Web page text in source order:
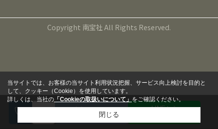
Copyright 南宝社 All Rights Reserved.
来店予約
LINEから
当サイトでは、お客様の当サイト利用状況把握、サービス向上検討を目的と
して、クッキー（Cookie）を使用しています。
詳しくは、当社の 「Cookieの取扱いについて」をご確認ください。
閉じる